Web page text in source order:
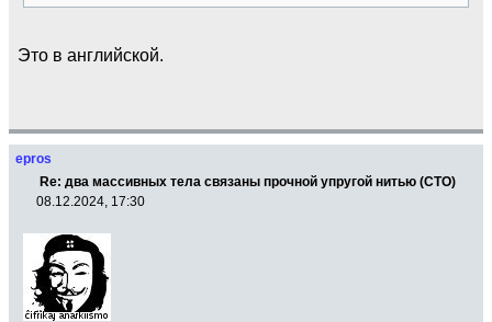
Это в английской.
epros
Re: два массивных тела связаны прочной упругой нитью (СТО)
08.12.2024, 17:30